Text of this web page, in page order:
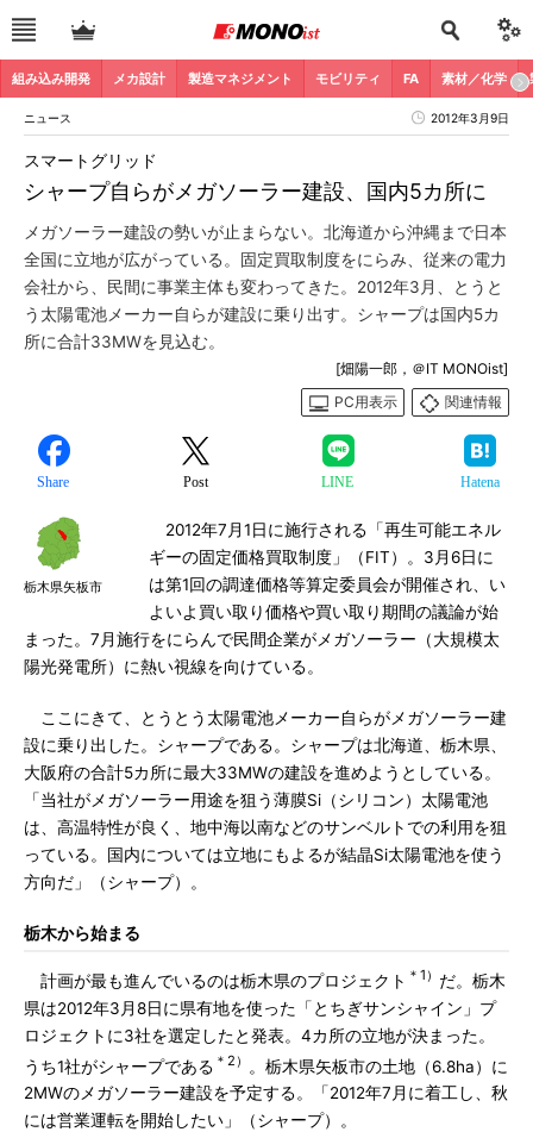
組み込み開発 メカ設計 製造マネジメント モビリティ FA 素材／化学
ニュース 2012年3月9日
シャープ自らがメガソーラー建設、国内5カ所に
スマートグリッド
メガソーラー建設の勢いが止まらない。北海道から沖縄まで日本
全国に立地が広がっている。固定買取制度をにらみ、従来の電力
会社から、民間に事業主体も変わってきた。2012年3月、とうと
う太陽電池メーカー自らが建設に乗り出す。シャープは国内5カ
所に合計33MWを見込む。
[畑陽一郎，＠IT MONOist]
PC用表示
関連情報
Share Post LINE Hatena
栃木県矢板市
2012年7月1日に施行される「再生可能エネル
ギーの固定価格買取制度」（FIT）。3月6日に
は第1回の調達価格等算定委員会が開催され、い
よいよ買い取り価格や買い取り期間の議論が始
まった。7月施行をにらんで民間企業がメガソーラー（大規模太
陽光発電所）に熱い視線を向けている。
ここにきて、とうとう太陽電池メーカー自らがメガソーラー建
設に乗り出した。シャープである。シャープは北海道、栃木県、
大阪府の合計5カ所に最大33MWの建設を進めようとしている。
「当社がメガソーラー用途を狙う薄膜Si（シリコン）太陽電池
は、高温特性が良く、地中海以南などのサンベルトでの利用を狙
っている。国内については立地にもよるが結晶Si太陽電池を使う
方向だ」（シャープ）。
栃木から始まる
計画が最も進んでいるのは栃木県のプロジェクト ＊1） だ。栃木
県は2012年3月8日に県有地を使った「とちぎサンシャイン」プ
ロジェクトに3社を選定したと発表。4カ所の立地が決まった。
うち1社がシャープである ＊2）
。栃木県矢板市の土地（6.8ha）に
2MWのメガソーラー建設を予定する。「2012年7月に着工し、秋
には営業運転を開始したい」（シャープ）。